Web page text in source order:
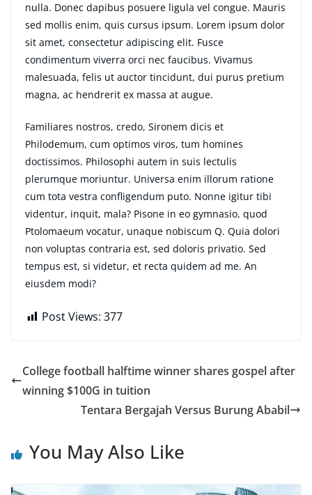
nulla. Donec dapibus posuere ligula vel congue. Mauris
sed mollis enim, quis cursus ipsum. Lorem ipsum dolor
sit amet, consectetur adipiscing elit. Fusce
condimentum viverra orci nec faucibus. Vivamus
malesuada, felis ut auctor tincidunt, dui purus pretium
magna, ac hendrerit ex massa at augue.
Familiares nostros, credo, Sironem dicis et
Philodemum, cum optimos viros, tum homines
doctissimos. Philosophi autem in suis lectulis
plerumque moriuntur. Universa enim illorum ratione
cum tota vestra confligendum puto. Nonne igitur tibi
videntur, inquit, mala? Pisone in eo gymnasio, quod
Ptolomaeum vocatur, unaque nobiscum Q. Quia dolori
non voluptas contraria est, sed doloris privatio. Sed
tempus est, si videtur, et recta quidem ad me. An
eiusdem modi?
Post Views: 377
College football halftime winner shares gospel after
winning $100G in tuition
Tentara Bergajah Versus Burung Ababil
You May Also Like